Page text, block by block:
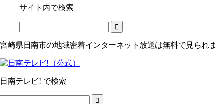
サイト内で検索
宮崎県日南市の地域密着インターネット放送は無料で見られ
日南テレビ! で検索